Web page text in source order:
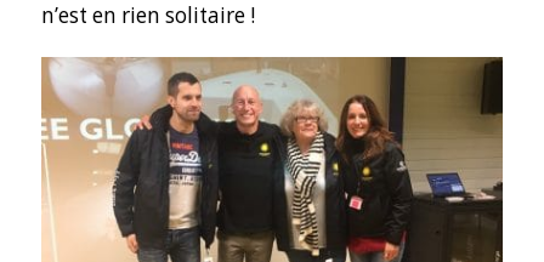
n’est en rien solitaire !